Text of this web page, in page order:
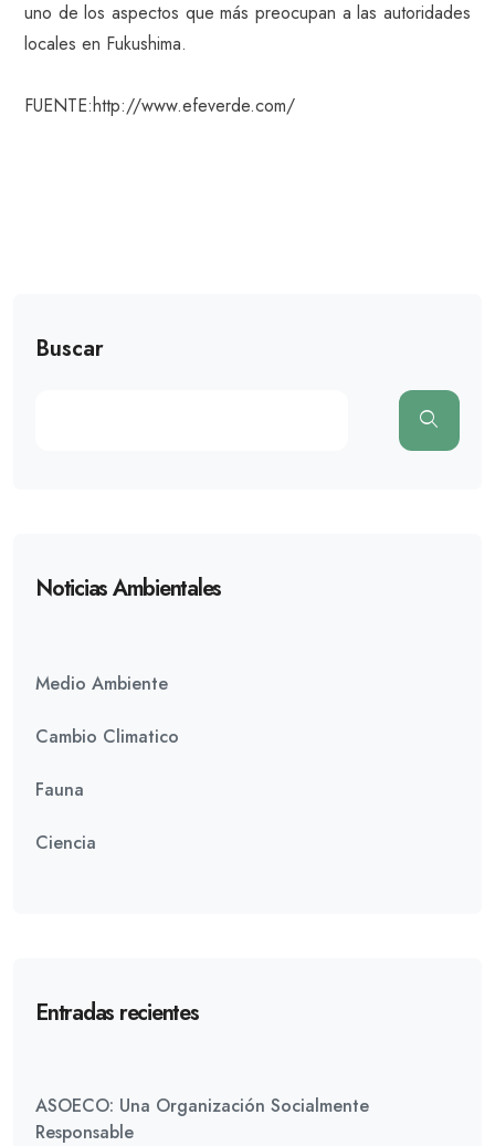
uno de los aspectos que más preocupan a las autoridades
locales en Fukushima.
FUENTE:http://www.efeverde.com/
Buscar
Noticias Ambientales
Medio Ambiente
Cambio Climatico
Fauna
Ciencia
Entradas recientes
ASOECO: Una Organización Socialmente
Responsable